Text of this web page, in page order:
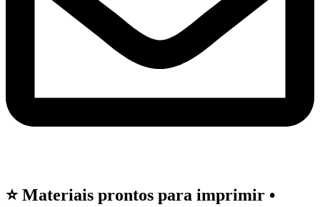
⭐ Materiais prontos para imprimir •